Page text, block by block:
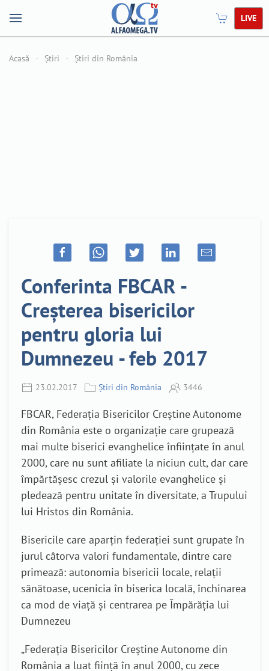
LIVE
Acasă Știri Știri din România
Conferinta FBCAR -
Creșterea bisericilor
pentru gloria lui
Dumnezeu - feb 2017
23.02.2017 Știri din România 3446
FBCAR, Federaţia Bisericilor Creştine Autonome
din România este o organizaţie care grupează
mai multe biserici evanghelice înfiinţate în anul
2000, care nu sunt afiliate la niciun cult, dar care
împărtăşesc crezul şi valorile evanghelice şi
pledează pentru unitate în diversitate, a Trupului
lui Hristos din România.
Bisericile care aparțin federației sunt grupate în
jurul câtorva valori fundamentale, dintre care
primează: autonomia bisericii locale, relații
sănătoase, ucenicia în biserica locală, închinarea
ca mod de viață și centrarea pe Împărăția lui
Dumnezeu
„Federația Bisericilor Creștine Autonome din
România a luat ființă în anul 2000, cu zece